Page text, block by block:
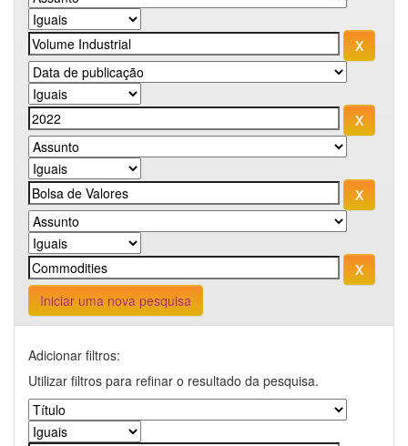
Iniciar uma nova pesquisa
Adicionar filtros:
Utilizar filtros para refinar o resultado da pesquisa.